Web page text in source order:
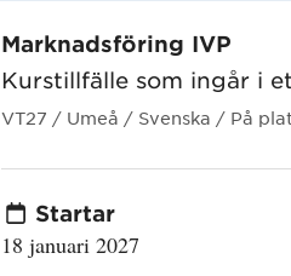
Marknadsföring IVP
Kurstillfälle som ingår i
VT27 / Umeå / Svenska / På
Startar
18 januari 2027